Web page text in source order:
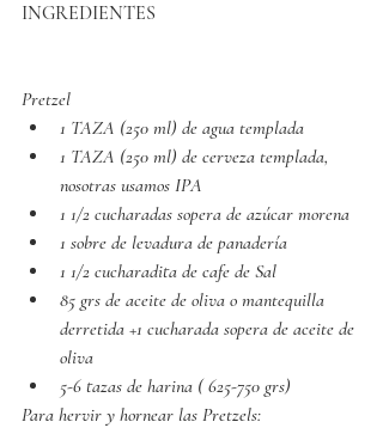
INGREDIENTES
Pretzel
1 TAZA (250 ml) de agua templada
1 TAZA (250 ml) de cerveza templada,
nosotras usamos IPA
1 1/2 cucharadas sopera de azúcar morena
1 sobre de levadura de panadería
1 1/2 cucharadita de cafe de Sal
85 grs de aceite de oliva o mantequilla
derretida +1 cucharada sopera de aceite de
oliva
5-6 tazas de harina ( 625-750 grs)
Para hervir y hornear las Pretzels: